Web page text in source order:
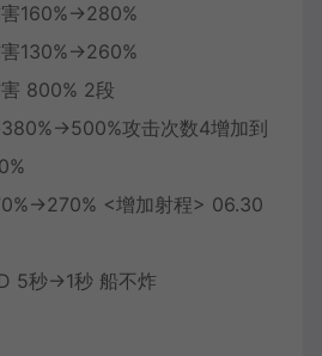
害160%→280%
害130%→260%
害 800% 2段
380%→500%攻击次数4增加到
<增加射程> 06.30
5秒→1秒 船不炸